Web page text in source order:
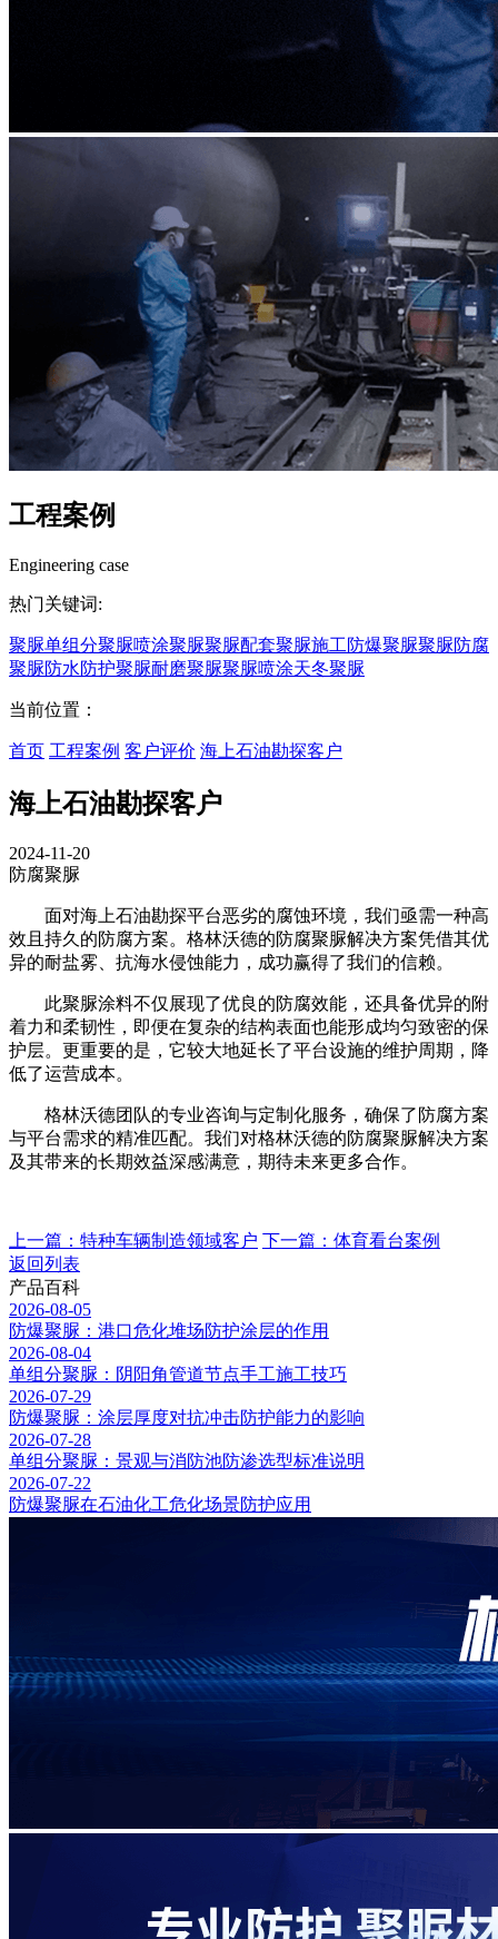
工程案例
Engineering case
热门关键词:
聚脲单组分聚脲喷涂聚脲聚脲配套聚脲施工防爆聚脲聚脲防腐
聚脲防水防护聚脲耐磨聚脲聚脲喷涂天冬聚脲
当前位置：
首页 工程案例 客户评价 海上石油勘探客户
海上石油勘探客户
2024-11-20
防腐聚脲
面对海上石油勘探平台恶劣的腐蚀环境，我们亟需一种高
效且持久的防腐方案。格林沃德的防腐聚脲解决方案凭借其优
异的耐盐雾、抗海水侵蚀能力，成功赢得了我们的信赖。
此聚脲涂料不仅展现了优良的防腐效能，还具备优异的附
着力和柔韧性，即便在复杂的结构表面也能形成均匀致密的保
护层。更重要的是，它较大地延长了平台设施的维护周期，降
低了运营成本。
格林沃德团队的专业咨询与定制化服务，确保了防腐方案
与平台需求的精准匹配。我们对格林沃德的防腐聚脲解决方案
及其带来的长期效益深感满意，期待未来更多合作。
上一篇：特种车辆制造领域客户 下一篇：体育看台案例
返回列表
产品百科
2026-08-05
防爆聚脲：港口危化堆场防护涂层的作用
2026-08-04
单组分聚脲：阴阳角管道节点手工施工技巧
2026-07-29
防爆聚脲：涂层厚度对抗冲击防护能力的影响
2026-07-28
单组分聚脲：景观与消防池防渗选型标准说明
2026-07-22
防爆聚脲在石油化工危化场景防护应用